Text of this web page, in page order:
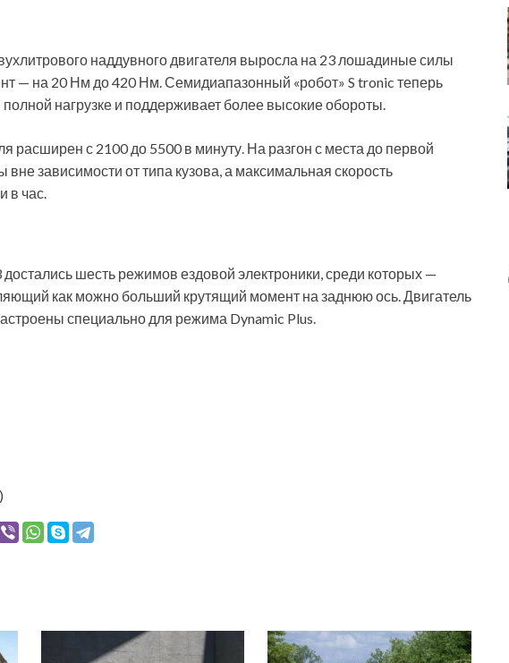
наддувного двигателя выросла на 23 лошадиные силы
— на 20 Нм до 420 Нм. Семидиапазонный «робот» S tronic теперь
нагрузке и поддерживает более высокие обороты.
расширен с 2100 до 5500 в минуту. На разгон с места до первой
вне зависимости от типа кузова, а максимальная скорость
в час.
шесть режимов ездовой электроники, среди которых —
как можно больший крутящий момент на заднюю ось. Двигатель
специально для режима Dynamic Plus.